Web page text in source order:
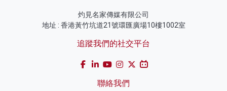
灼見名家傳媒有限公司
地址 : 香港黃竹坑道21號環匯廣場10樓1002室
追蹤我們的社交平台
聯絡我們